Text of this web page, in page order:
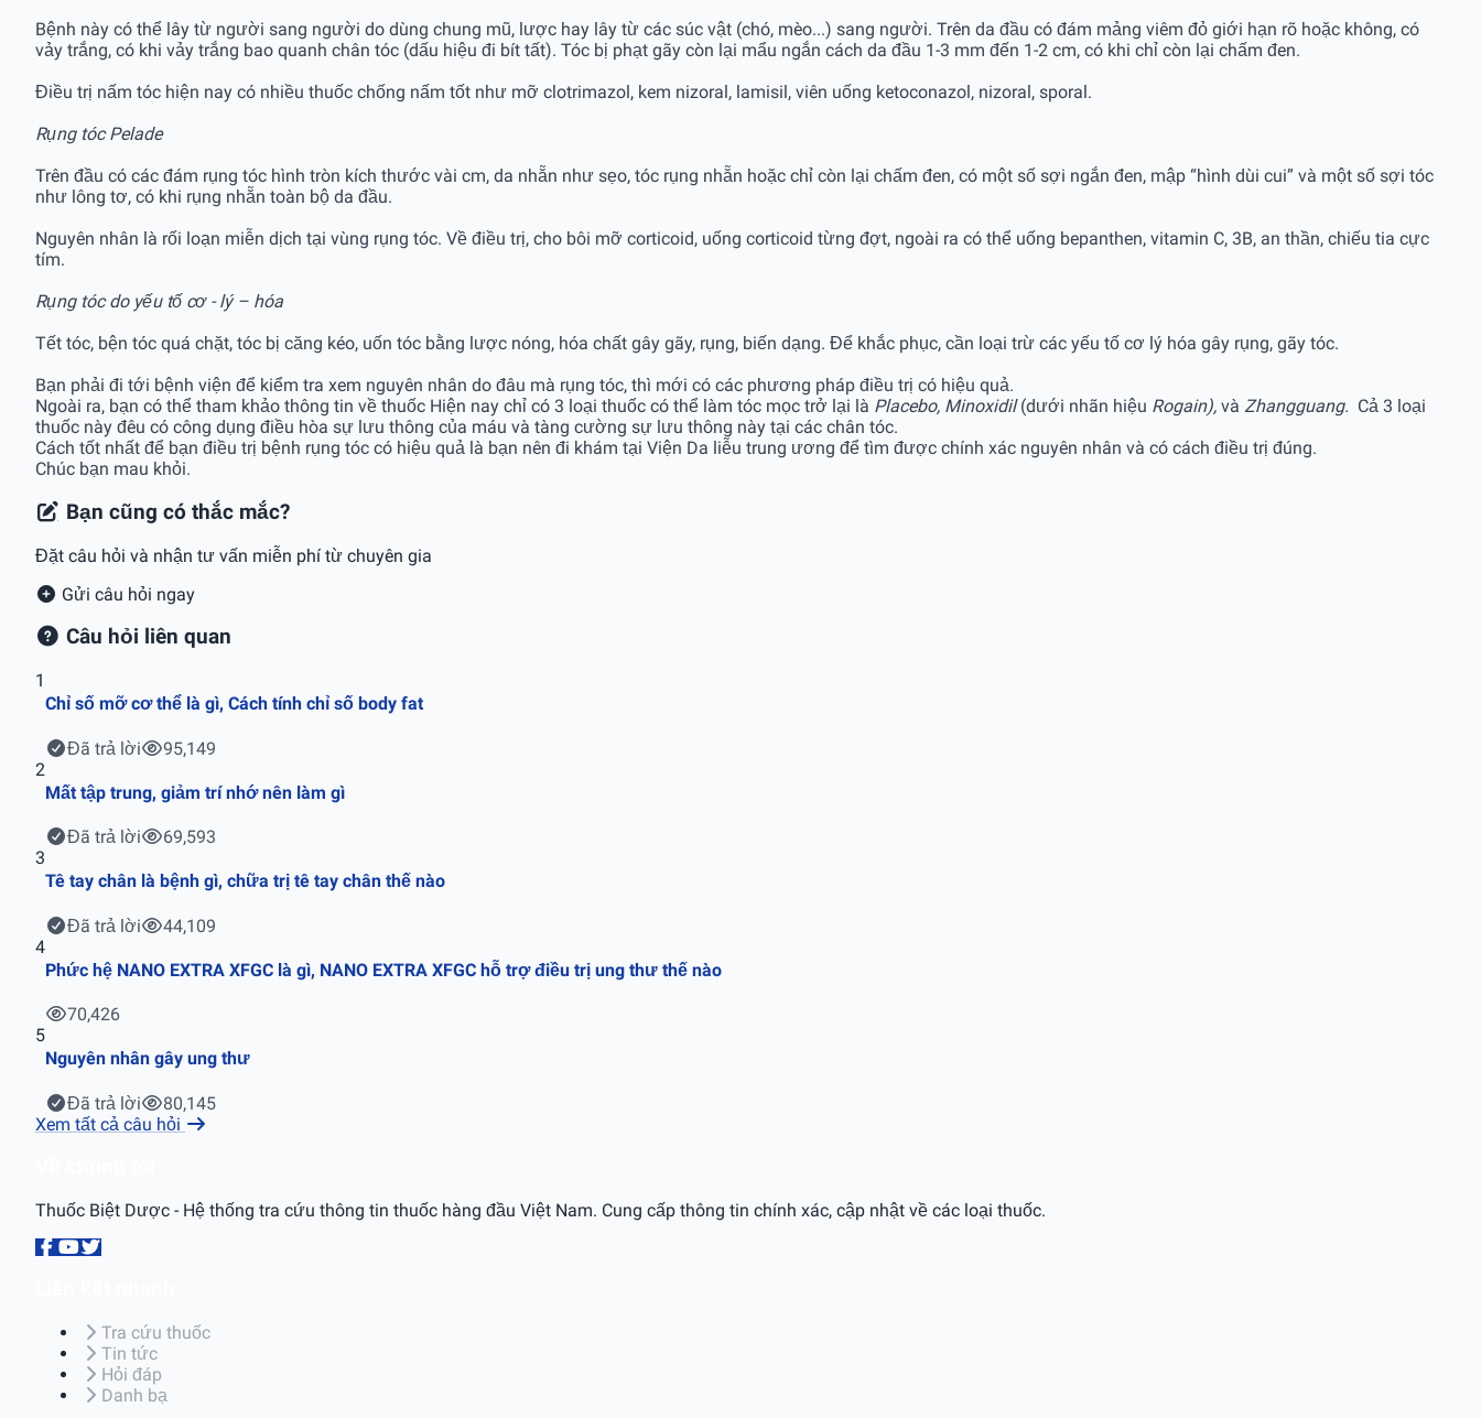
Bệnh này có thể lây từ người sang người do dùng chung mũ, lược hay lây từ các súc vật (chó, mèo...) sang người. Trên da đầu có đám mảng viêm đỏ giới hạn rõ hoặc không, có
vảy trắng, có khi vảy trắng bao quanh chân tóc (dấu hiệu đi bít tất). Tóc bị phạt gãy còn lại mẩu ngắn cách da đầu 1-3 mm đến 1-2 cm, có khi chỉ còn lại chấm đen.
Điều trị nấm tóc hiện nay có nhiều thuốc chống nấm tốt như mỡ clotrimazol, kem nizoral, lamisil, viên uống ketoconazol, nizoral, sporal.
Rụng tóc Pelade
Trên đầu có các đám rụng tóc hình tròn kích thước vài cm, da nhẵn như sẹo, tóc rụng nhẵn hoặc chỉ còn lại chấm đen, có một số sợi ngắn đen, mập “hình dùi cui” và một số sợi tóc
như lông tơ, có khi rụng nhẵn toàn bộ da đầu.
Nguyên nhân là rối loạn miễn dịch tại vùng rụng tóc. Về điều trị, cho bôi mỡ corticoid, uống corticoid từng đợt, ngoài ra có thể uống bepanthen, vitamin C, 3B, an thần, chiếu tia cực
tím.
Rụng tóc do yếu tố cơ - lý – hóa
Tết tóc, bện tóc quá chặt, tóc bị căng kéo, uốn tóc bằng lược nóng, hóa chất gây gãy, rụng, biến dạng. Để khắc phục, cần loại trừ các yếu tố cơ lý hóa gây rụng, gãy tóc.
Bạn phải đi tới bệnh viện để kiểm tra xem nguyên nhân do đâu mà rụng tóc, thì mới có các phương pháp điều trị có hiệu quả.
Ngoài ra, bạn có thể tham khảo thông tin về thuốc Hiện nay chỉ có 3 loại thuốc có thể làm tóc mọc trở lại là Placebo, Minoxidil(dưới nhãn hiệu Rogain), và Zhangguang. Cả 3 loại
thuốc này đêu có công dụng điều hòa sự lưu thông của máu và tàng cường sự lưu thông này tại các chân tóc.
Cách tốt nhất để bạn điều trị bệnh rụng tóc có hiệu quả là bạn nên đi khám tại Viện Da liễu trung ương để tìm được chính xác nguyên nhân và có cách điều trị đúng.
Chúc bạn mau khỏi.
Bạn cũng có thắc mắc?
Đặt câu hỏi và nhận tư vấn miễn phí từ chuyên gia
Gửi câu hỏi ngay
Câu hỏi liên quan
1
Chỉ số mỡ cơ thể là gì, Cách tính chỉ số body fat
Đã trả lời
95,149
2
Mất tập trung, giảm trí nhớ nên làm gì
Đã trả lời
69,593
3
Tê tay chân là bệnh gì, chữa trị tê tay chân thế nào
Đã trả lời
44,109
4
Phức hệ NANO EXTRA XFGC là gì, NANO EXTRA XFGC hỗ trợ điều trị ung thư thế nào
70,426
5
Nguyên nhân gây ung thư
Đã trả lời
80,145
Xem tất cả câu hỏi
Thuốc Biệt Dược - Hệ thống tra cứu thông tin thuốc hàng đầu Việt Nam. Cung cấp thông tin chính xác, cập nhật về các loại thuốc.
Tra cứu thuốc
Tin tức
Hỏi đáp
Danh bạ